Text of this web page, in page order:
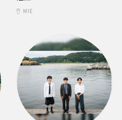
MIE